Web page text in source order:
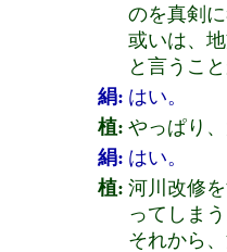
のを真剣
或いは、
と言うこ
絹: はい。
植: やっぱり
絹: はい。
植: 河川改修
ってしまう
それから